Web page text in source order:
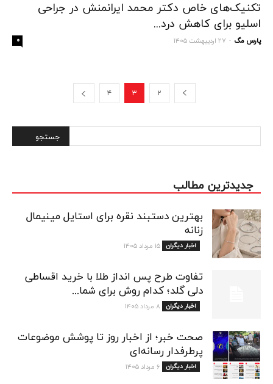
تکنیک‌های خاص دکتر محمد ایرانمنش در جراحی
اسلیو برای کاهش درد...
پارس مگ - ۲۷ اردیبهشت ۱۴۰۵ ۰
۲ ۳ ۴
جدیدترین مطالب
بهترین دستبند نقره برای استایل مینیمال
زنانه
اخبار دیگران ۱۵ مرداد ۱۴۰۵
تفاوت طرح پس انداز طلا با خرید اقساطی
دلی گلد؛ کدام روش برای شما...
اخبار دیگران ۸ مرداد ۱۴۰۵
صحت خبر؛ از اخبار روز تا پوشش موضوعات
پرطرفدار رسانه‌ای
اخبار دیگران ۶ مرداد ۱۴۰۵